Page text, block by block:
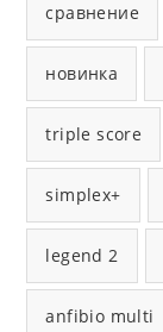
сравнение
новинка
triple score
simplex+
legend 2
anfibio multi